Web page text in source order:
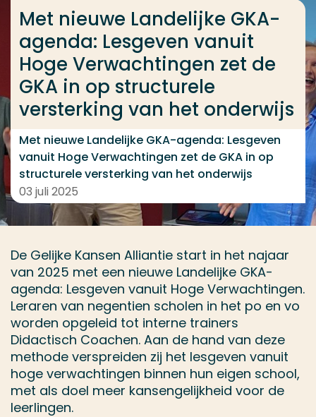
Ga direct naar de content
... > Met nieuwe Landelijke GKA-agenda:
Met nieuwe Landelijke GKA-
agenda: Lesgeven vanuit
Hoge Verwachtingen zet de
GKA in op structurele
versterking van het onderwijs
Met nieuwe Landelijke GKA-agenda: Lesgeven
vanuit Hoge Verwachtingen zet de GKA in op
structurele versterking van het onderwijs
03 juli 2025
De Gelijke Kansen Alliantie start in het najaar
van 2025 met een nieuwe Landelijke GKA-
agenda: Lesgeven vanuit Hoge Verwachtingen.
Leraren van negentien scholen in het po en vo
worden opgeleid tot interne trainers
Didactisch Coachen. Aan de hand van deze
methode verspreiden zij het lesgeven vanuit
hoge verwachtingen binnen hun eigen school,
met als doel meer kansengelijkheid voor de
leerlingen.
Veel gezocht
Contact